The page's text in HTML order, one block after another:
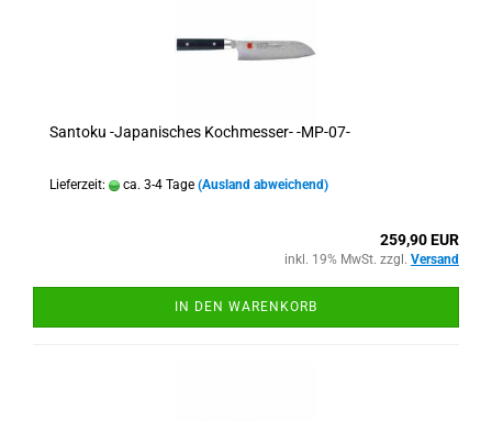
Santoku -Japanisches Kochmesser- -MP-07-
Lieferzeit: ca. 3-4 Tage (Ausland abweichend)
259,90 EUR
inkl. 19% MwSt. zzgl. Versand
IN DEN WARENKORB